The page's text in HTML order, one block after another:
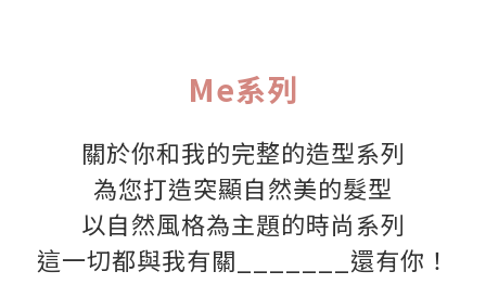
Me系列
關於你和我的完整的造型系列
為您打造突顯自然美的髮型
以自然風格為主題的時尚系列
這一切都與我有關_______還有你！